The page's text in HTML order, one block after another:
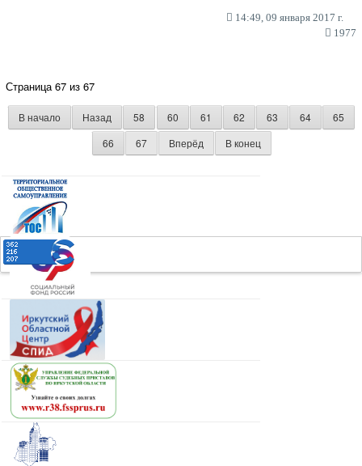
14:49, 09 января 2017 г.
1977
Страница 67 из 67
В начало Назад 58 60 61 62 63 64
65
66
67 Вперёд В конец